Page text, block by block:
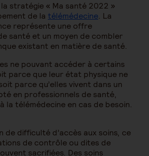
stratégie « Ma santé 2022 »
de la télémédecine. La
représente une offre
santé et un moyen de combler
existant en matière de santé.
ne pouvant accéder à certains
parce que leur état physique ne
parce qu’elles vivent dans un
en professionnels de santé,
la télémédecine en cas de besoin.
de difficulté d’accès aux soins, ce
de contrôle ou dites de
sacrifiées. Des soins